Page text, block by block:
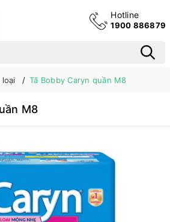
Hotline
1900 886879
loại Tã Bobby Caryn quần M8
M8